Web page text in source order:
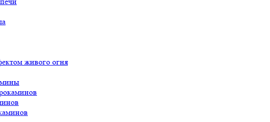
живого огня